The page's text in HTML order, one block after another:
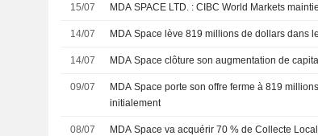
15/07 MDA SPACE LTD. : CIBC World
14/07 MDA Space lève 819 millions de dollars dans
14/07 MDA Space clôture son augmentation de
09/07
MDA Space porte son offre ferme à 819
initialement
08/07
MDA Space va acquérir 70 % de Collecte